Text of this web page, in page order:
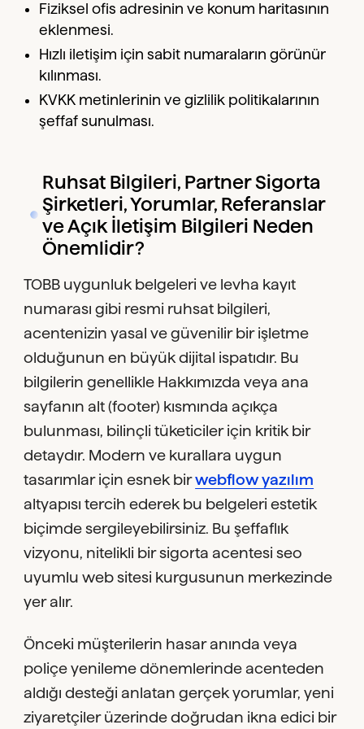
Fiziksel ofis adresinin ve konum haritasının
eklenmesi.
Hızlı iletişim için sabit numaraların görünür
kılınması.
KVKK metinlerinin ve gizlilik politikalarının
şeffaf sunulması.
Ruhsat Bilgileri, Partner Sigorta
Şirketleri, Yorumlar, Referanslar
ve Açık İletişim Bilgileri Neden
Önemlidir?
TOBB uygunluk belgeleri ve levha kayıt
numarası gibi resmi ruhsat bilgileri,
acentenizin yasal ve güvenilir bir işletme
olduğunun en büyük dijital ispatıdır. Bu
bilgilerin genellikle Hakkımızda veya ana
sayfanın alt (footer) kısmında açıkça
bulunması, bilinçli tüketiciler için kritik bir
detaydır. Modern ve kurallara uygun
tasarımlar için esnek birwebflow yazılım
altyapısı tercih ederek bu belgeleri estetik
biçimde sergileyebilirsiniz. Bu şeffaflık
vizyonu, nitelikli bir sigorta acentesi seo
uyumlu web sitesi kurgusunun merkezinde
yer alır.
Önceki müşterilerin hasar anında veya
poliçe yenileme dönemlerinde acenteden
aldığı desteği anlatan gerçek yorumlar, yeni
ziyaretçiler üzerinde doğrudan ikna edici bir